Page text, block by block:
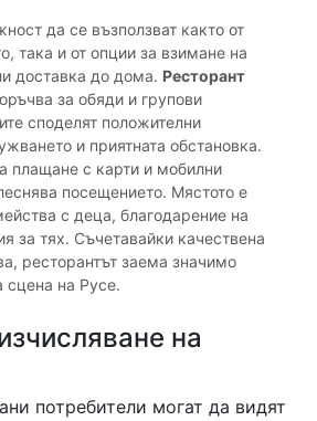
да се възползват както от
така и от опции за взимане на
доставка до дома. Ресторант
за обяди и групови
споделят положителни
и приятната обстановка.
плащане с карти и мобилни
посещението. Мястото е
с деца, благодарение на
за тях. Съчетавайки качествена
ресторантът заема значимо
сцена на Русе.
на
потребители могат да видят